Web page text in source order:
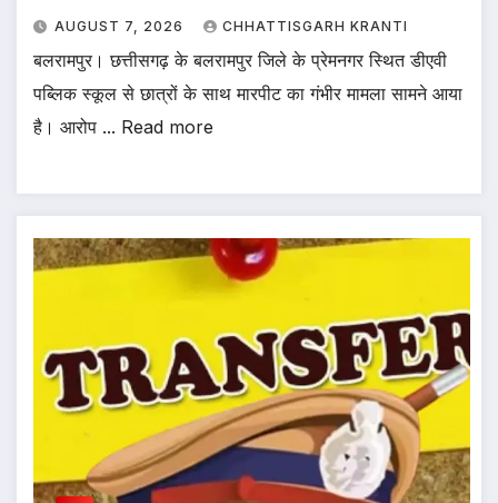
AUGUST 7, 2026 CHHATTISGARH KRANTI
बलरामपुर। छत्तीसगढ़ के बलरामपुर जिले के प्रेमनगर स्थित डीएवी
पब्लिक स्कूल से छात्रों के साथ मारपीट का गंभीर मामला सामने आया
है। आरोप ... Read more